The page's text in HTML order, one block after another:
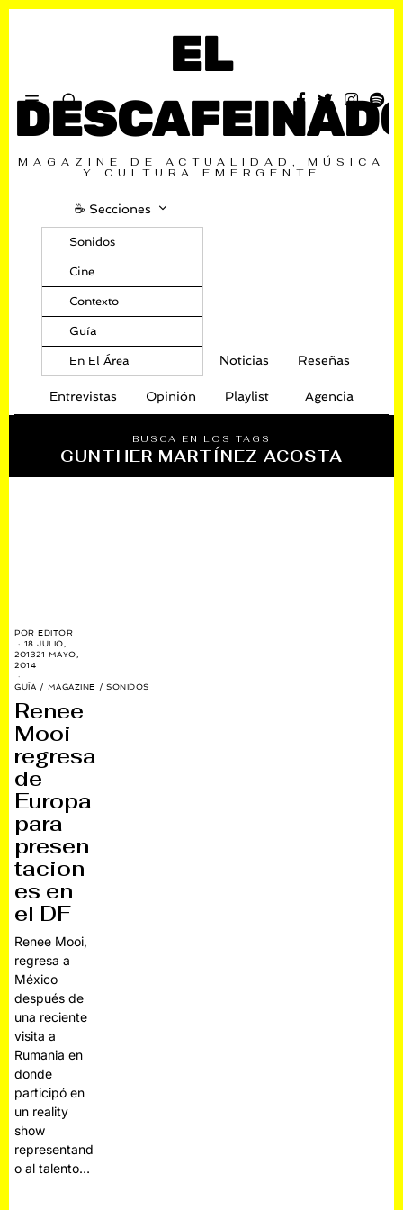
EL
MAGAZINE DE ACTUALIDAD, MÚSICA
Y CULTURA EMERGENTE
☕️ Secciones
Sonidos
Cine
Contexto
Guía
En El Área Noticias Reseñas
Entrevistas Opinión Playlist Agencia
BUSCA EN LOS TAGS
GUNTHER MARTÍNEZ ACOSTA
POREDITOR
18 JULIO,
201321 MAYO,
2014
GUÍA / MAGAZINE / SONIDOS
Renee
Mooi
regresa
de
Europa
para
presen
tacion
es en
el DF
Renee Mooi,
regresa a
México
después de
una reciente
visita a
Rumania en
donde
participó en
un reality
show
representand
o al talento…